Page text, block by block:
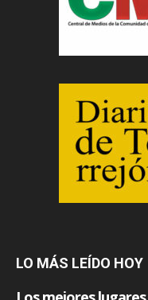
LO MÁS LEÍDO HOY